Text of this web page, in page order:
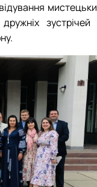
зустрічей